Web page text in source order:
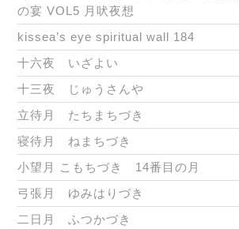
の宴 VOL5 月吠夜想
kissea’s eye spiritual wall 184
十六夜 いざよい
十三夜 じゅうさんや
立待月 たちまちづき
寝待月 ねまちづき
小望月 こもちづき 14番目の月
弓張月 ゆみはりづき
二日月 ふつかづき